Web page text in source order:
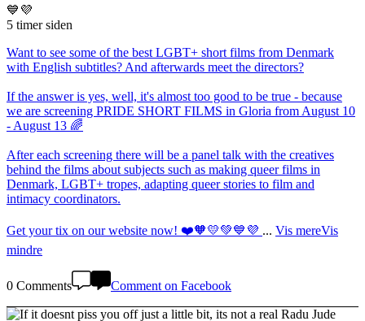
5 timer siden
Want to see some of the best LGBT+ short films from Denmark
with English subtitles? And afterwards meet the directors?
If the answer is yes, well, it's almost too good to be true - because
we are screening PRIDE SHORT FILMS in Gloria from August 10
- August 13 🌈
After each screening there will be a panel talk with the creatives
behind the films about subjects such as making queer films in
Denmark, LGBT+ tropes, adapting queer stories to film and
intimacy coordinators.
Get your tix on our website now! ❤️🧡💛💚💙💜 ... Vis mereVis
mindre
0 Comments Comment on Facebook